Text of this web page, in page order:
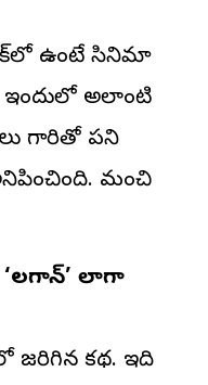
ఉంటే సినిమా
ఇందులో అలాంటి
గారితో పని
మంచి
‘లగాన్’ లాగా
జరిగిన కథ. ఇది